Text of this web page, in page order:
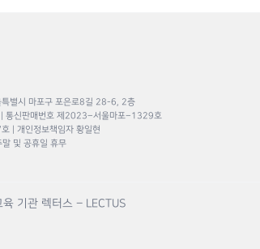
특별시 마포구 포은로8길 28-6, 2층
신판매번호 제2023–서울마포–1329호
| 개인정보책임자 황일현
및 공휴일 휴무
기관 렉터스 – LECTUS